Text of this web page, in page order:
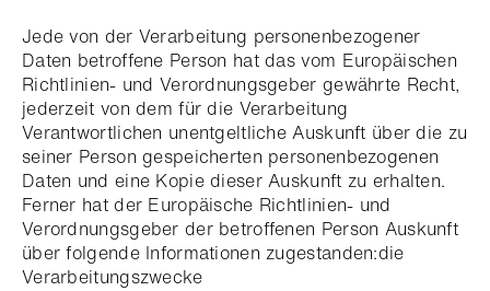
Jede von der Verarbeitung personenbezogener
Daten betroffene Person hat das vom Europäischen
Richtlinien- und Verordnungsgeber gewährte Recht,
jederzeit von dem für die Verarbeitung
Verantwortlichen unentgeltliche Auskunft über die zu
seiner Person gespeicherten personenbezogenen
Daten und eine Kopie dieser Auskunft zu erhalten.
Ferner hat der Europäische Richtlinien- und
Verordnungsgeber der betroffenen Person Auskunft
über folgende Informationen zugestanden:die
Verarbeitungszwecke